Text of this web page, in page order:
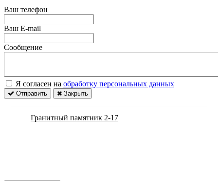
Ваш телефон
Ваш E-mail
Сообщение
Я согласен на обработку персональных данных
Отправить Закрыть
Гранитный памятник 2-17